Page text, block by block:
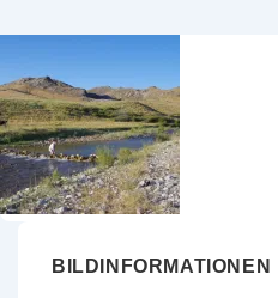
BILDINFORMATIONEN